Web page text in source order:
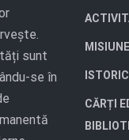
sunt
se în
MISIUNE
CĂRȚI